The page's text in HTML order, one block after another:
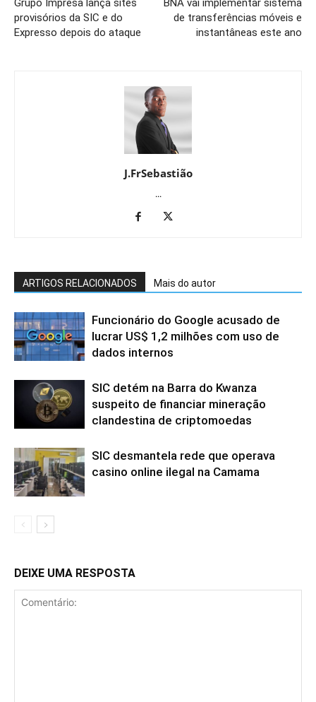
Grupo Impresa lança sites
provisórios da SIC e do
Expresso depois do ataque
BNA vai implementar sistema
de transferências móveis e
instantâneas este ano
J.FrSebastião
...
ARTIGOS RELACIONADOS Mais do autor
Funcionário do Google acusado de
lucrar US$ 1,2 milhões com uso de
dados internos
SIC detém na Barra do Kwanza
suspeito de financiar mineração
clandestina de criptomoedas
SIC desmantela rede que operava
casino online ilegal na Camama
DEIXE UMA RESPOSTA